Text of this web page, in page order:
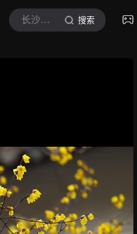
长沙芳芳 搜索